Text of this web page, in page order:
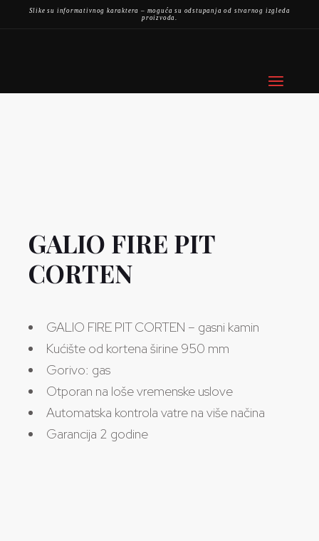
GALIO FIRE PIT
CORTEN
GALIO FIRE PIT CORTEN – gasni kamin
Kućište od kortena širine 950 mm
Gorivo: gas
Otporan na loše vremenske uslove
Automatska kontrola vatre na više načina
Garancija 2 godine
Slike su informativnog karaktera – moguća su odstupanja od stvarnog izgleda
proizvoda.